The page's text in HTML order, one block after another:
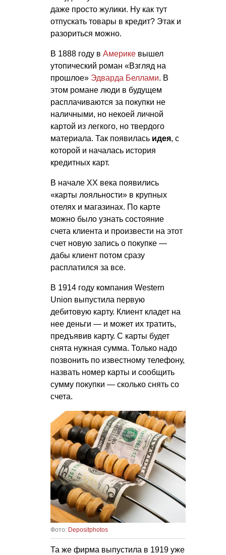
даже просто жулики. Ну как тут
отпускать товары в кредит? Этак и
разориться можно.
В 1888 году в Америке вышел
утопический роман «Взгляд на
прошлое» Эдварда Беллами. В
этом романе люди в будущем
расплачиваются за покупки не
наличными, но некоей личной
картой из легкого, но твердого
материала. Так появилась идея, с
которой и началась история
кредитных карт.
В начале XX века появились
«карты лояльности» в крупных
отелях и магазинах. По карте
можно было узнать состояние
счета клиента и произвести на этот
счет новую запись о покупке —
дабы клиент потом сразу
расплатился за все.
В 1914 году компания Western
Union выпустила первую
дебитовую карту. Клиент кладет на
нее деньги — и может их тратить,
предъявив карту. С карты будет
снята нужная сумма. Только надо
позвонить по известному телефону,
назвать номер карты и сообщить
сумму покупки — сколько снять со
счета.
Фото: Depositphotos
Та же фирма выпустила в 1919 уже